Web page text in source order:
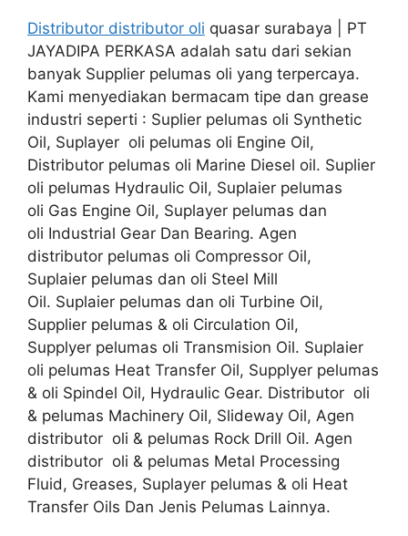
Distributor distributor oli quasar surabaya | PT
JAYADIPA PERKASA adalah satu dari sekian
banyak Supplier pelumas oli yang terpercaya.
Kami menyediakan bermacam tipe dan grease
industri seperti : Suplier pelumas oli Synthetic
Oil, Suplayer oli pelumas oli Engine Oil,
Distributor pelumas oli Marine Diesel oil. Suplier
oli pelumas Hydraulic Oil, Suplaier pelumas
oli Gas Engine Oil, Suplayer pelumas dan
oli Industrial Gear Dan Bearing. Agen
distributor pelumas oli Compressor Oil,
Suplaier pelumas dan oli Steel Mill
Oil. Suplaier pelumas dan oli Turbine Oil,
Supplier pelumas & oli Circulation Oil,
Supplyer pelumas oli Transmision Oil. Suplaier
oli pelumas Heat Transfer Oil, Supplyer pelumas
& oli Spindel Oil, Hydraulic Gear. Distributor oli
& pelumas Machinery Oil, Slideway Oil, Agen
distributor oli & pelumas Rock Drill Oil. Agen
distributor oli & pelumas Metal Processing
Fluid, Greases, Suplayer pelumas & oli Heat
Transfer Oils Dan Jenis Pelumas Lainnya.